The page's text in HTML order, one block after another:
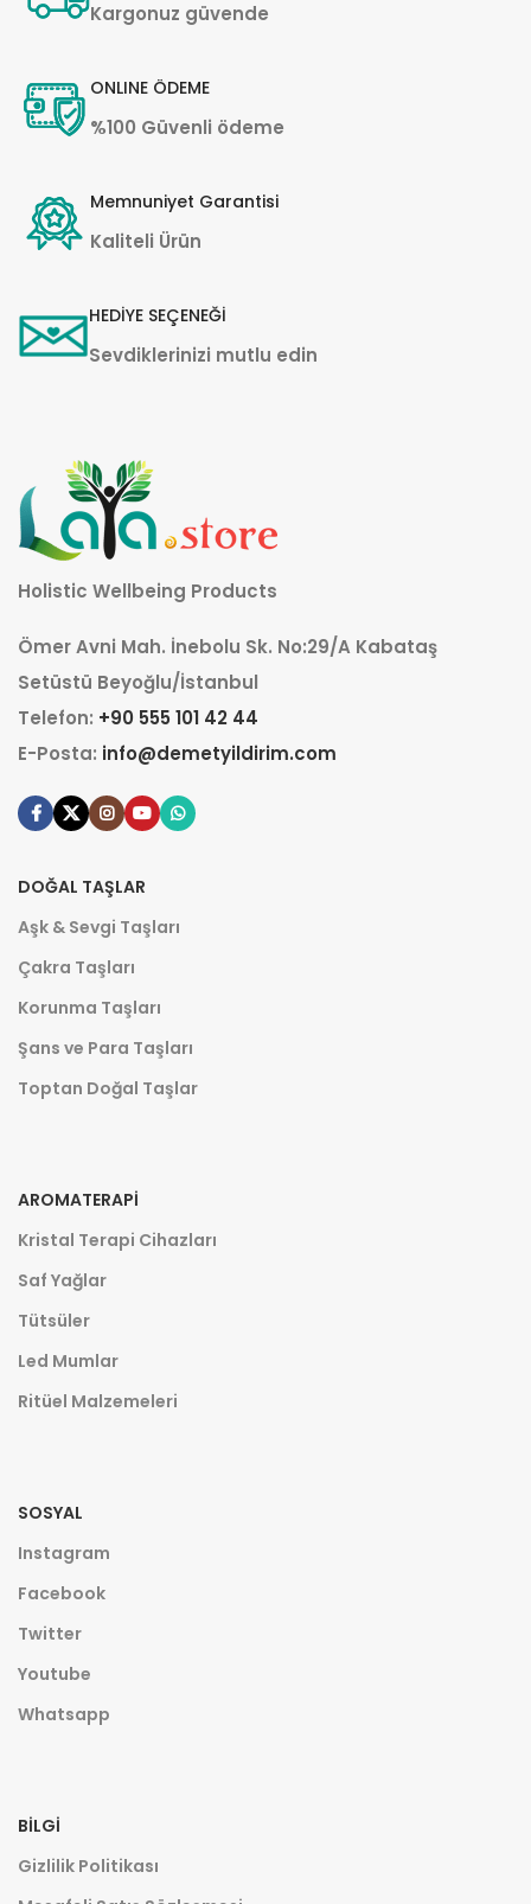
Kargonuz güvende
ONLINE ÖDEME
%100 Güvenli ödeme
Memnuniyet Garantisi
Kaliteli Ürün
HEDİYE SEÇENEĞİ
Sevdiklerinizi mutlu edin
Holistic Wellbeing Products
Ömer Avni Mah. İnebolu Sk. No:29/A Kabataş
Setüstü Beyoğlu/İstanbul
Telefon: +90 555 101 42 44
E-Posta: info@demetyildirim.com
DOĞAL TAŞLAR
Aşk & Sevgi Taşları
Çakra Taşları
Korunma Taşları
Şans ve Para Taşları
Toptan Doğal Taşlar
AROMATERAPI
Kristal Terapi Cihazları
Saf Yağlar
Tütsüler
Led Mumlar
Ritüel Malzemeleri
SOSYAL
Instagram
Facebook
Twitter
Youtube
Whatsapp
BILGI
Gizlilik Politikası